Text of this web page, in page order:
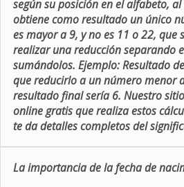
según su posición en el alfabeto,
obtiene como resultado un único
es mayor a 9, y no es 11 o 22, que
realizar una reducción separando
sumándolos. Ejemplo: Resultado
que reducirlo a un número menor
resultado final sería 6. Nuestro
online gratis que realiza estos
te da detalles completos del
La importancia de la fecha de